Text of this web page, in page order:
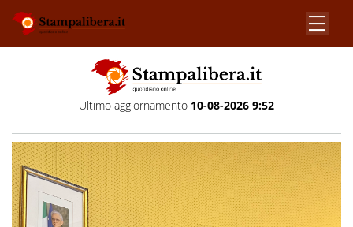
Ultimo aggiornamento 10-08-2026 9:52